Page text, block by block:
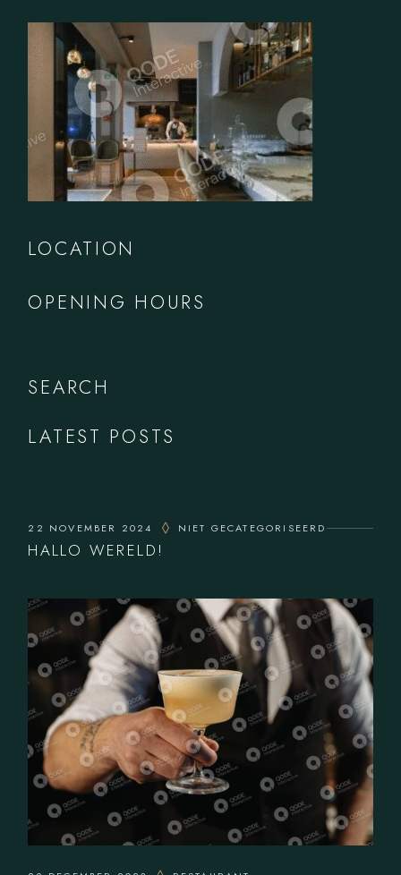
LOCATION
OPENING HOURS
SEARCH
LATEST POSTS
22 NOVEMBER 2024 NIET GECATEGORISEERD
HALLO WERELD!